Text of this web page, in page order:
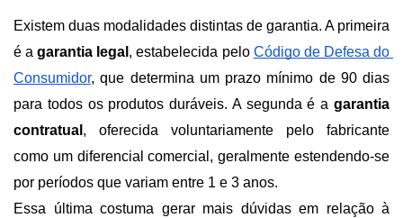
Existem duas modalidades distintas de garantia. A primeira
é a garantia legal , estabelecida pelo Código de Defesa do
Consumidor, que determina um prazo mínimo de 90 dias
para todos os produtos duráveis. A segunda é a garantia
contratual , oferecida voluntariamente pelo fabricante
como um diferencial comercial, geralmente estendendo-se
por períodos que variam entre 1 e 3 anos.
Essa última costuma gerar mais dúvidas em relação à